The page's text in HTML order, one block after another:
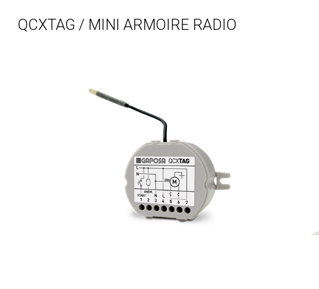
QCXTAG / MINI ARMOIRE RADIO